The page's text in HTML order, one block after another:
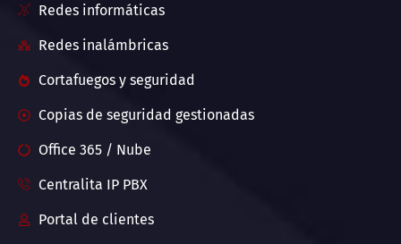
Redes informáticas
Redes inalámbricas
Cortafuegos y seguridad
Copias de seguridad gestionadas
Office 365 / Nube
Centralita IP PBX
Portal de clientes